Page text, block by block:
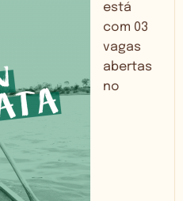
está
com 03
vagas
abertas
no